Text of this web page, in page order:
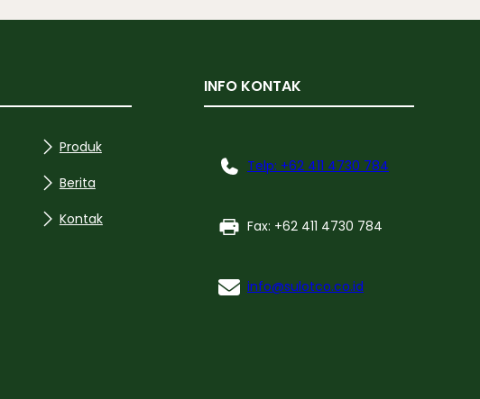
Produk
Berita
Kontak
INFO KONTAK
Telp: +62 411 4730 784
Fax: +62 411 4730 784
info@sulotco.co.id